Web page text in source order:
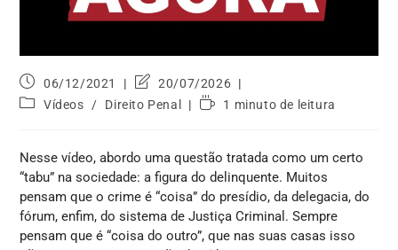
06/12/2021
20/07/2026
Vídeos
/ Direito Penal 1 minuto de leitura
Nesse vídeo, abordo uma questão tratada como um certo
“tabu” na sociedade: a figura do delinquente. Muitos
pensam que o crime é “coisa” do presídio, da delegacia, do
fórum, enfim, do sistema de Justiça Criminal. Sempre
pensam que é “coisa do outro”, que nas suas casas isso